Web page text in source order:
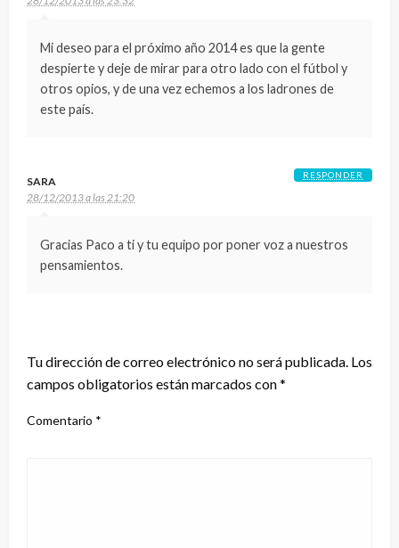
Mi deseo para el próximo año 2014 es que la gente
despierte y deje de mirar para otro lado con el fútbol y
otros opios, y de una vez echemos a los ladrones de
este país.
SARA
28/12/2013 a las 21:20
Gracias Paco a ti y tu equipo por poner voz a nuestros
pensamientos.
RESPONDER
Tu dirección de correo electrónico no será publicada. Los
campos obligatorios están marcados con*
Comentario *